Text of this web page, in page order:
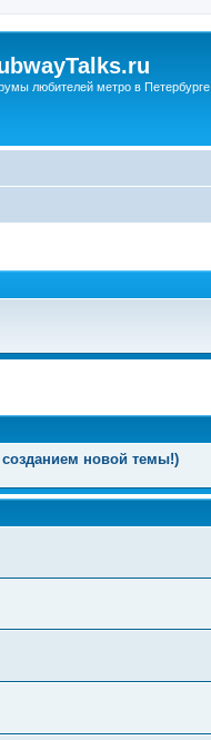
любителей метро в Петербурге
созданием новой темы!)